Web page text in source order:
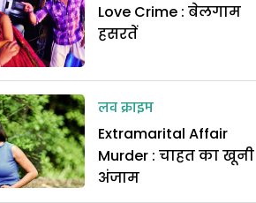
Love Crime : बेलगाम
हसरतें
लव क्राइम
Extramarital Affair
Murder : चाहत का खूनी
अंजाम